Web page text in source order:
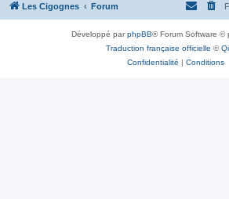
Les Cigognes Forum
Développé parphpBB® Forum Software ©
Traduction française officielle ©
Confidentialité | Conditions